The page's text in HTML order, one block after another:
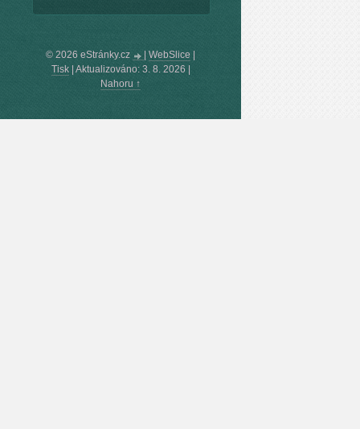
© 2026 eStránky.cz WebSlice
Tisk| Aktualizováno: 3. 8. 2026
Nahoru ↑